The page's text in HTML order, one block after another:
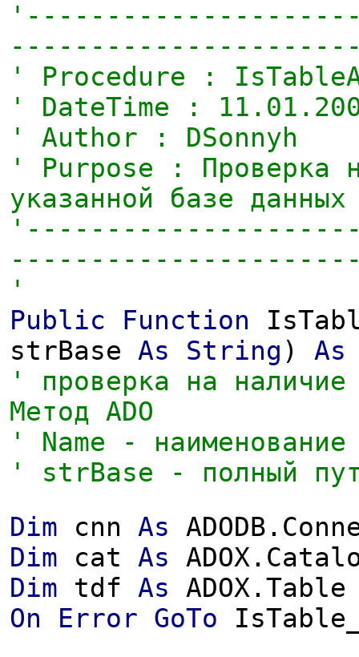
' Procedure :
' DateTime :
' Author : DSonnyh
' Purpose : Проверка
указанной базе данных
'
Public
Function
strBase As String ) As
' проверка на наличие
Метод ADO
' Name - наименование
' strBase - полный
Dim cnn As
Dim cat As
Dim tdf As ADOX.Table
On
Error GoTo